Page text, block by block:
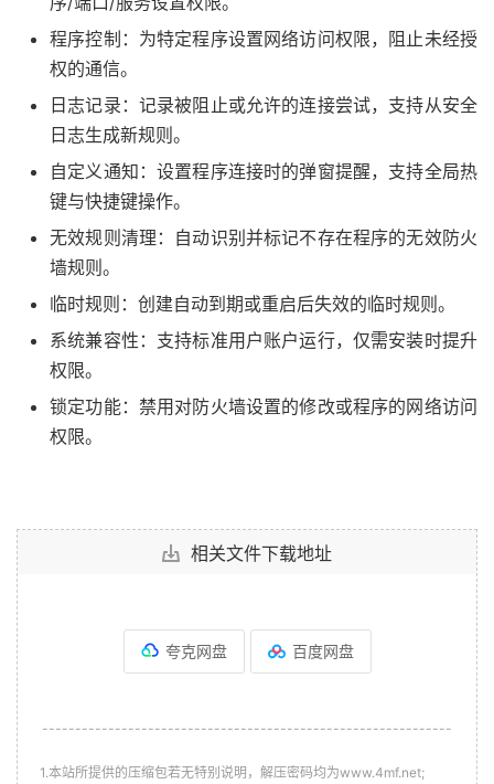
程序控制：为特定程序设置网络访问权限，阻止未经授
权的通信。
日志记录：记录被阻止或允许的连接尝试，支持从安全
日志生成新规则。
自定义通知：设置程序连接时的弹窗提醒，支持全局热
键与快捷键操作。
无效规则清理：自动识别并标记不存在程序的无效防火
墙规则。
临时规则：创建自动到期或重启后失效的临时规则。
系统兼容性：支持标准用户账户运行，仅需安装时提升
权限。
锁定功能：禁用对防火墙设置的修改或程序的网络访问
权限。
相关文件下载地址
夸克网盘 百度网盘
--------------------------------------------------------------
1.本站所提供的压缩包若无特别说明，解压密码均为www.4mf.net;